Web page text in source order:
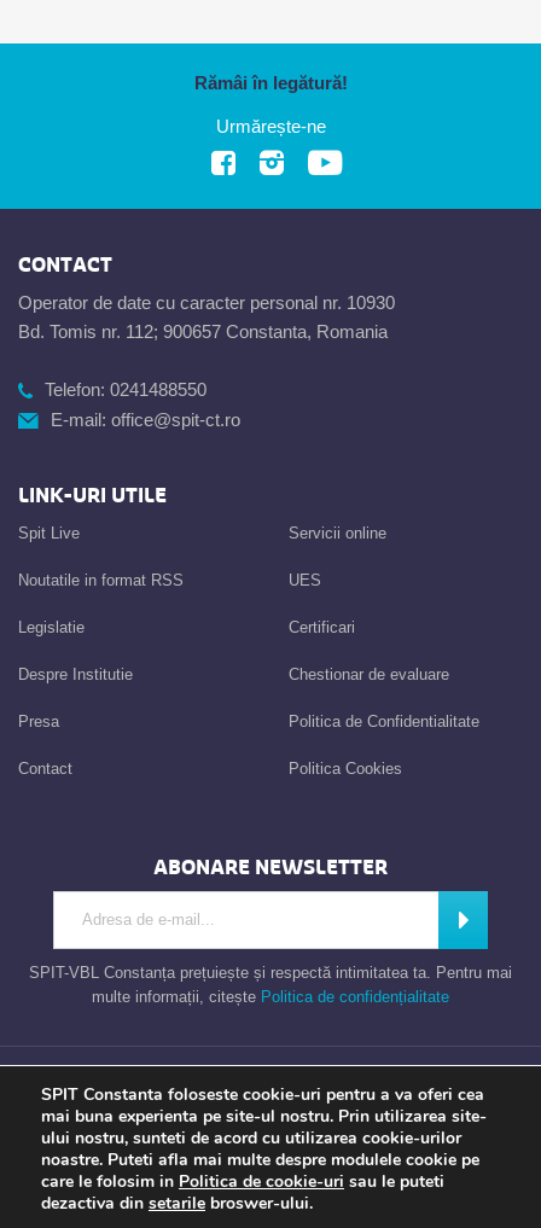
Rămâi în legătură!
Urmărește-ne
CONTACT
Operator de date cu caracter personal nr. 10930
Bd. Tomis nr. 112; 900657 Constanta, Romania
Telefon: 0241488550
E-mail: office@spit-ct.ro
LINK-URI UTILE
Spit Live
Noutatile in format RSS
Legislatie
Despre Institutie
Presa
Contact
Servicii online
UES
Certificari
Chestionar de evaluare
Politica de Confidentialitate
Politica Cookies
ABONARE NEWSLETTER
SPIT-VBL Constanța prețuiește și respectă intimitatea ta. Pentru mai
multe informații, citește Politica de confidențialitate
Taxe Constanta
TU contezi Opinia ta Apel gratuit Newsletter
SPIT Constanta foloseste cookie-uri pentru a va oferi cea
mai buna experienta pe site-ul nostru. Prin utilizarea site-
ului nostru, sunteti de acord cu utilizarea cookie-urilor
noastre. Puteti afla mai multe despre modulele cookie pe
care le folosim in Politica de cookie-uri sau le puteti
dezactiva din setarile broswer-ului.